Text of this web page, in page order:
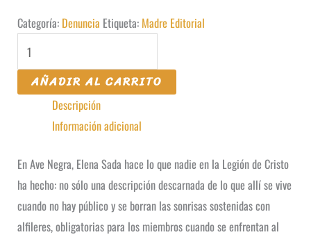
Categoría: Denuncia Etiqueta: Madre Editorial
Ave
cantidad
AÑADIR AL CARRITO
Descripción
Información adicional
En Ave Negra, Elena Sada hace lo que nadie en la Legión de Cristo
ha hecho: no sólo una descripción descarnada de lo que allí se vive
cuando no hay público y se borran las sonrisas sostenidas con
alfileres, obligatorias para los miembros cuando se enfrentan al